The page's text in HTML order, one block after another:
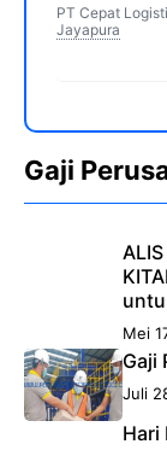
PT Cepat
Jayapura
Gaji
Mei
Gaji
Juli
Hari